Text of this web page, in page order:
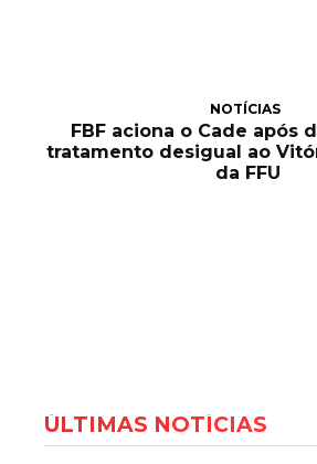
NOTÍCIAS
FBF aciona o Cade após
tratamento desigual ao
da FFU
ÚLTIMAS NOTÍCIAS